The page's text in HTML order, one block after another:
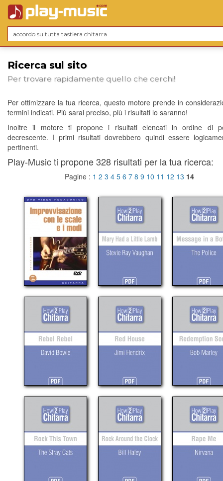
Ricerca sul sito
Per trovare rapidamente quello che cerchi!
Per ottimizzare la tua ricerca, questo motore prende in
termini indicati. Più sarai preciso, più i risultati lo saranno!
Inoltre il motore ti propone i risultati elencati in ordine di
decrescente. I primi risultati dovrebbero quindi essere
pertinenti.
Play-Music ti propone 328 risultati per la tua ricerca:
Pagine : 1 2 3 4 5 6 7 8 9 10 11 12 13 14